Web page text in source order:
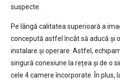
suspecte.
Pe lângă calitatea superioară a
concepută astfel încât să aducă și
instalare și operare. Astfel,
singură conexiune la rețea și de o
cele 4 camere încorporate. În plus,